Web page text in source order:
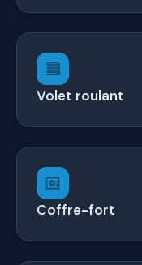
Volet roulant
Coffre-fort